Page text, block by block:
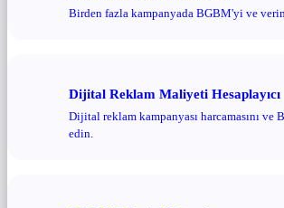
Birden fazla kampanyada BGBM'yi ve
Dijital Reklam Maliyeti Hesaplayıcı
Dijital reklam kampanyası harcamasını ve
edin.